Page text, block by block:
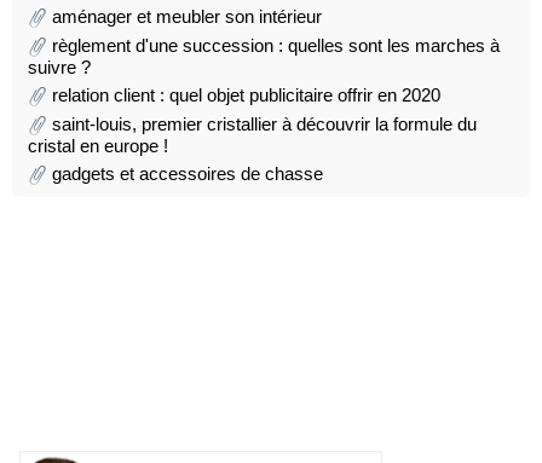
aménager et meubler son intérieur
règlement d'une succession : quelles sont les marches à
suivre ?
relation client : quel objet publicitaire offrir en 2020
saint-louis, premier cristallier à découvrir la formule du
cristal en europe !
gadgets et accessoires de chasse